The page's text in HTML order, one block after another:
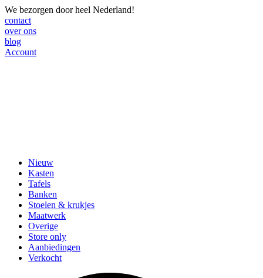
We bezorgen door heel Nederland!
contact
over ons
blog
Account
Nieuw
Kasten
Tafels
Banken
Stoelen & krukjes
Maatwerk
Overige
Store only
Aanbiedingen
Verkocht